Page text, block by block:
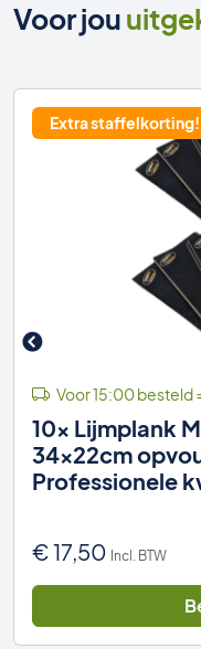
Voor jou
Extra staffelkorting!
Voor 15:00 besteld
10x Lijmplank
34x22cm
Professionele
€17,50 Incl. BTW